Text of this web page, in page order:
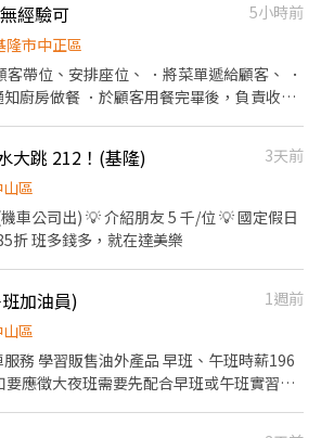
析等專業知識 ▪升遷快速且制度完善，依
薪的機會 ▪享有完善的福利制度，加班費
重視員工的辛勤付出 ▪計畫拓展全台灣，
壽司，致力成為頂尖品牌 職務類別 餐
／店員／專櫃人員 工作待遇 時薪210～
期工讀、假日工讀 上班地點 新北市汐止區
規定 可上班日 一個月內 需求人數 1~10人
、盤點貨品存量及撰寫當日業務報表。
經驗可
5小時前
隆市中正區
帶位、安排座位、 ．將菜單遞給顧客、 ．
廚房做餐 ．於顧客用餐完畢後，負責收拾
大跳 212！(基隆)
3天前
區
車公司出) 💡 介紹朋友 5 千/位 💡 國定假日
折 班多錢多，就在達美樂
加油員)
1週前
區
售油外產品 早班、午班時薪196